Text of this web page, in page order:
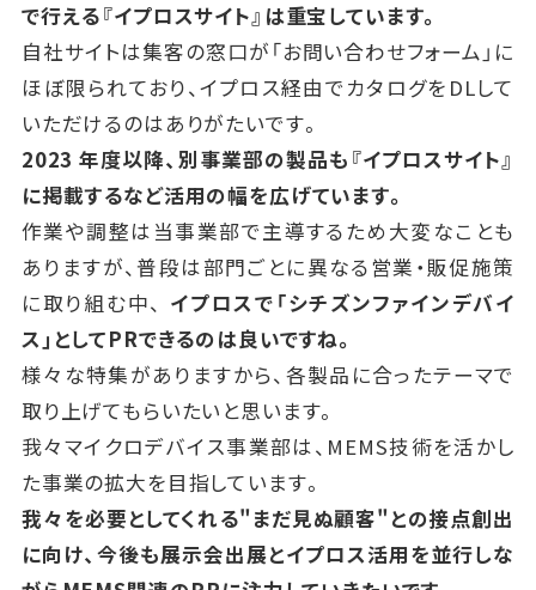
で行える『イプロスサイト』は重宝しています。
自社サイトは集客の窓口が「お問い合わせフォーム」に
ほぼ限られており、イプロス経由でカタログをDLして
いただけるのはありがたいです。
2023年度以降、別事業部の製品も『イプロスサイト』
に掲載するなど活用の幅を広げています。
作業や調整は当事業部で主導するため大変なことも
ありますが、普段は部門ごとに異なる営業・販促施策
に取り組む中、 イプロスで「シチズンファインデバイ
ス」としてPRできるのは良いですね。
様々な特集がありますから、各製品に合ったテーマで
取り上げてもらいたいと思います。
我々マイクロデバイス事業部は、MEMS技術を活かし
た事業の拡大を目指しています。
我々を必要としてくれる"まだ見ぬ顧客"との接点創出
に向け、今後も展示会出展とイプロス活用を並行しな